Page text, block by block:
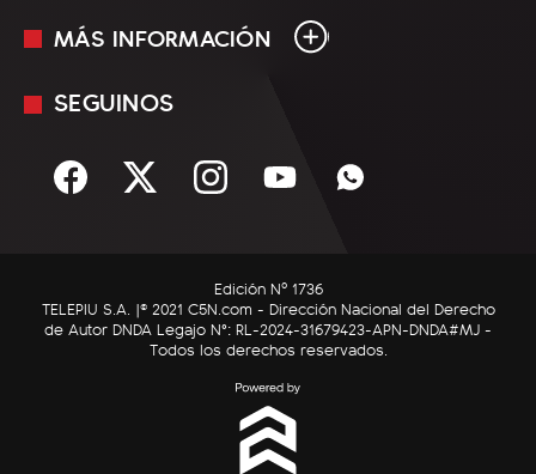
En Vivo
Sociedad
C5N Autos
RatingCero
MÁS INFORMACIÓN
Mediakit
Términos y condiciones
SEGUINOS
Edición Nº 1736
TELEPIU S.A. |© 2021 C5N.com - Dirección Nacional del Derecho
de Autor DNDA Legajo N°: RL-2024-31679423-APN-DNDA#MJ -
Todos los derechos reservados.